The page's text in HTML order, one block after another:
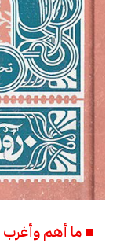
■ ما أهم